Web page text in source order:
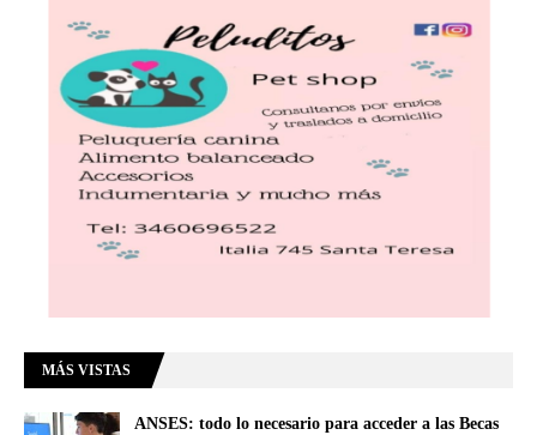
MÁS VISTAS
ANSES: todo lo necesario para acceder a las Becas